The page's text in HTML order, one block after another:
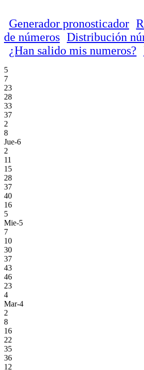
Generador pronosticador
de números Distribución
¿Han salido mis numeros?
5
7
23
28
33
37
2
8
Jue-6
2
11
15
28
37
40
16
5
Mie-5
7
10
30
37
43
46
23
4
Mar-4
2
8
16
22
35
36
12